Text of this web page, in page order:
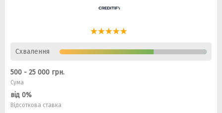
Схвалення
500 - 25 000 грн.
Сума
від 0%
Відсоткова ставка